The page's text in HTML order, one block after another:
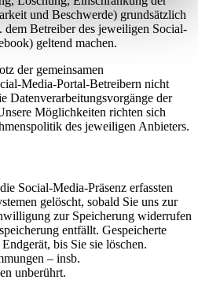
und Beschwerde) grundsätzlich
dem Betreiber des jeweiligen Social-
geltend machen.
der gemeinsamen
Media-Portal-Betreibern nicht
Datenverarbeitungsvorgänge der
Möglichkeiten richten sich
des jeweiligen Anbieters.
Social-Media-Präsenz erfassten
gelöscht, sobald Sie uns zur
zur Speicherung widerrufen
entfällt. Gespeicherte
bis Sie sie löschen.
– insb.
unberührt.